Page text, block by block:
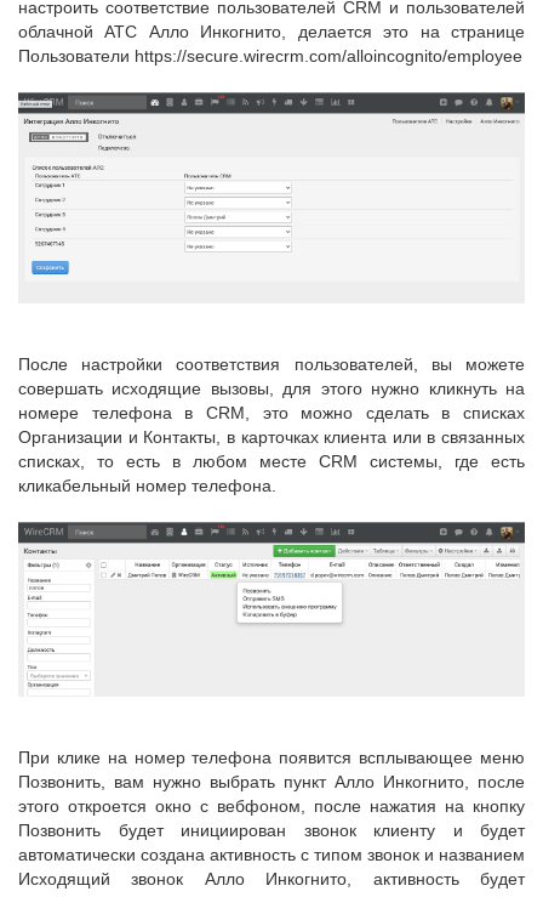
настроить соответствие пользователей CRM и пользователей
облачной АТС Алло Инкогнито, делается это на странице
Пользователи https://secure.wirecrm.com/alloincognito/employee
После настройки соответствия пользователей, вы можете
совершать исходящие вызовы, для этого нужно кликнуть на
номере телефона в CRM, это можно сделать в списках
Организации и Контакты, в карточках клиента или в связанных
списках, то есть в любом месте CRM системы, где есть
кликабельный номер телефона.
При клике на номер телефона появится всплывающее меню
Позвонить, вам нужно выбрать пункт Алло Инкогнито, после
этого откроется окно с вебфоном, после нажатия на кнопку
Позвонить будет инициирован звонок клиенту и будет
автоматически создана активность с типом звонок и названием
Исходящий звонок Алло Инкогнито, активность будет